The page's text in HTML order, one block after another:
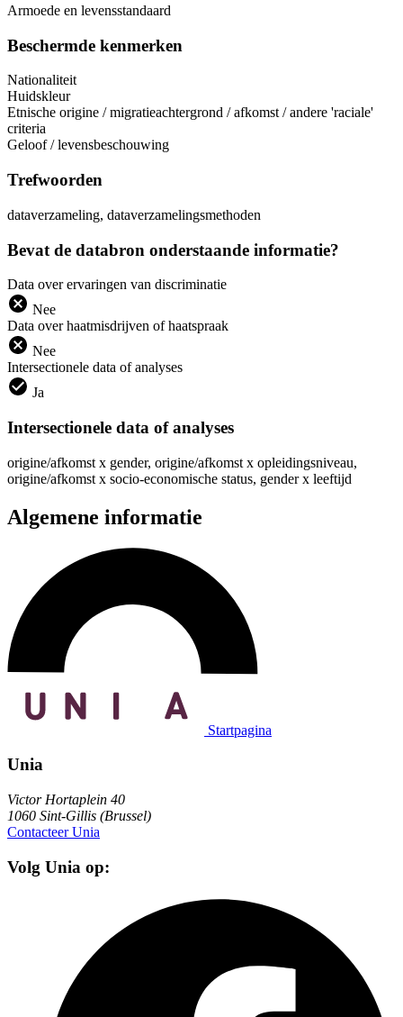
Armoede en levensstandaard
Beschermde kenmerken
Nationaliteit
Huidskleur
Etnische origine / migratieachtergrond / afkomst / andere 'raciale'
criteria
Geloof / levensbeschouwing
Trefwoorden
dataverzameling, dataverzamelingsmethoden
Bevat de databron onderstaande informatie?
Data over ervaringen van discriminatie
Nee
Data over haatmisdrijven of haatspraak
Nee
Intersectionele data of analyses
Ja
Intersectionele data of analyses
origine/afkomst x gender, origine/afkomst x opleidingsniveau,
origine/afkomst x socio-economische status, gender x leeftijd
Algemene informatie
Startpagina
Unia
Victor Hortaplein 40
1060 Sint-Gillis (Brussel)
Contacteer Unia
Volg Unia op: